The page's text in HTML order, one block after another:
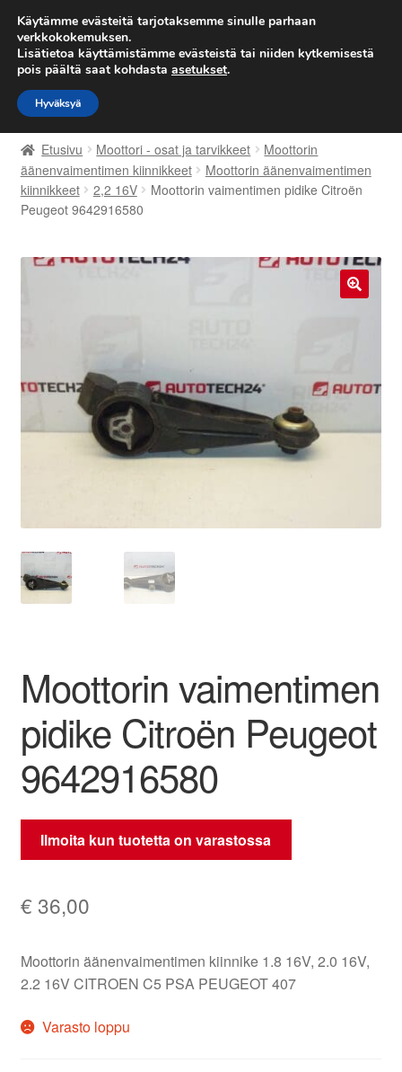
TOIMITUS alkaen 7 EUR
Siirry
navigointiin
Siirry
sisältöön
Etusivu
Kärry
Käyttöehdot
Kuljetus
Tietosuojakäytäntö
Valitukset
Etusivu Moottori - osat ja tarvikkeet
Moottorin
äänenvaimentimen kiinnikkeet
Moottorin äänenvaimentimen
kiinnikkeet
2,2 16V
Moottorin vaimentimen pidike Citroën
Peugeot 9642916580
Moottorin vaimentimen
pidike Citroën Peugeot
9642916580
Ilmoita kun tuotetta on varastossa
€ 36,00
Moottorin äänenvaimentimen kiinnike 1.8 16V, 2.0 16V,
2.2 16V CITROEN C5 PSA PEUGEOT 407
Varasto loppu
Käytämme evästeitä tarjotaksemme sinulle parhaan
verkkokokemuksen.
Lisätietoa käyttämistämme evästeistä tai niiden kytkemisestä
pois päältä saat kohdasta asetukset.
Hyväksyä